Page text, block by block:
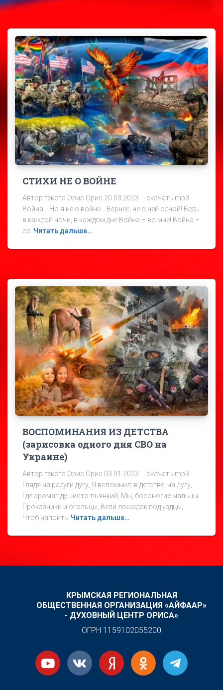
СТИХИ НЕ О ВОЙНЕ
Автор текста Орис Орис 20.03.2023 скачать mp3
Война… Но я не о войне… Вернее, не о ней одной! Ведь
в каждой ночи, в каждом дне Война – во мне! Война –
со Читать дальше…
ВОСПОМИНАНИЯ ИЗ ДЕТСТВА
(зарисовка одного дня СВО на
Украине)
Автор текста Орис Орис 03.01.2023 скачать mp3
Глядя на радуги дугу, Я вспомнил: в детстве, на лугу,
Где аромат душисто-пьянкий, Мы, босоногие мальцы,
Проказники и огольцы, Вели лошадок под уздцы,
Чтоб напоить Читать дальше…
КРЫМСКАЯ РЕГИОНАЛЬНАЯ
ОБЩЕСТВЕННАЯ ОРГАНИЗАЦИЯ «АЙФААР»
- ДУХОВНЫЙ ЦЕНТР ОРИСА»
ОГРН 1159102055200